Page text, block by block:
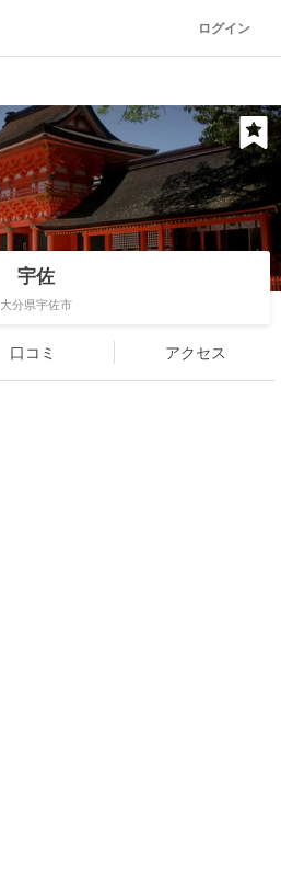
ログイン
宇佐
大分県宇佐市
口コミ アクセス